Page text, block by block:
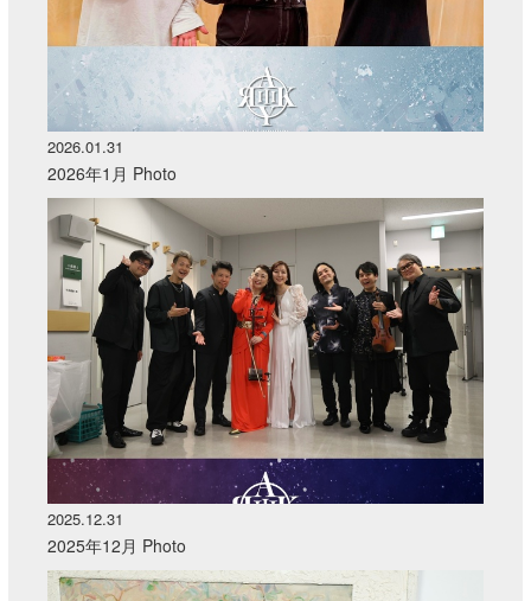
2026.01.31
2026年1月 Photo
2025.12.31
2025年12月 Photo